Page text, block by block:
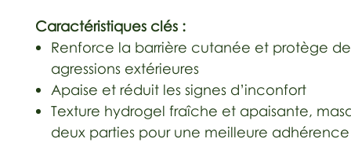
Caractéristiques clés :
Renforce la barrière cutanée et protège
agressions extérieures
Apaise et réduit les signes d’inconfort
Texture hydrogel fraîche et apaisante,
deux parties pour une meilleure adhérence